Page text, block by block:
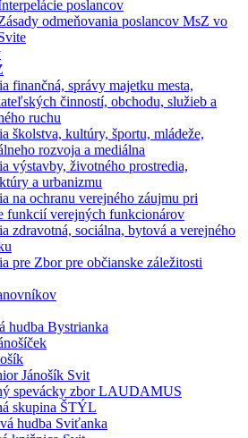
poslancov
odmeňovania poslancov MsZ vo
finančná, správy majetku mesta,
činností, obchodu, služieb a
ruchu
školstva, kultúry, športu, mládeže,
rozvoja a mediálna
výstavby, životného prostredia,
a urbanizmu
na ochranu verejného záujmu pri
funkcií verejných funkcionárov
zdravotná, sociálna, bytová a verejného
pre Zbor pre občianske záležitosti
hudba Bystrianka
Jánošík Svit
spevácky zbor LAUDAMUS
skupina ŠTÝL
hudba Sviťanka